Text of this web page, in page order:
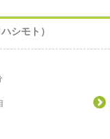
シモト）